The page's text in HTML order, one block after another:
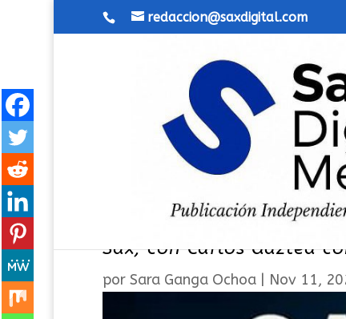
redaccion@saxdigital.com
La obra “Cambio
Sax, con Carlos Gaztea
por Sara Ganga Ochoa| Nov 11,